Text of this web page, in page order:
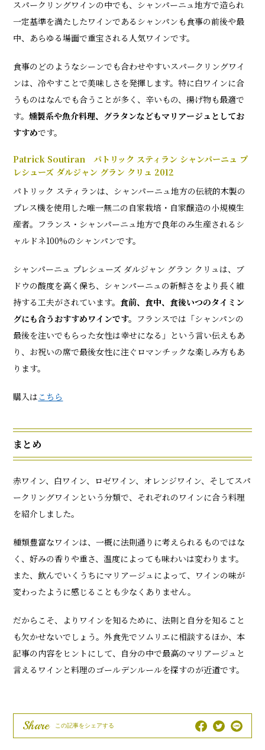
スパークリングワインの中でも、シャンパーニュ地方で造られ
一定基準を満たしたワインであるシャンパンも食事の前後や最
中、あらゆる場面で重宝される人気ワインです。
食事のどのようなシーンでも合わせやすいスパークリングワイ
ンは、冷やすことで美味しさを発揮します。特に白ワインに合
うものはなんでも合うことが多く、辛いもの、揚げ物も最適で
す。燻製系や魚介料理、グラタンなどもマリアージュとしてお
すすめです。
Patrick Soutiran パトリック スティラン シャンパーニュ プ
レシューズ ダルジャン グラン クリュ 2012
パトリック スティランは、シャンパーニュ地方の伝統的木製の
プレス機を使用した唯一無二の自家栽培・自家醸造の小規模生
産者。フランス・シャンパーニュ地方で良年のみ生産されるシ
ャルドネ100%のシャンパンです。
シャンパーニュ プレシューズ ダルジャン グラン クリュは、ブ
ドウの酸度を高く保ち、シャンパーニュの新鮮さをより長く維
持する工夫がされています。 食前、食中、食後いつのタイミン
グにも合うおすすめワインです。 フランスでは「シャンパンの
最後を注いでもらった女性は幸せになる」という言い伝えもあ
り、お祝いの席で最後女性に注ぐロマンチックな楽しみ方もあ
ります。
購入は こちら
まとめ
赤ワイン、白ワイン、ロゼワイン、オレンジワイン、そしてスパ
ークリングワインという分類で、それぞれのワインに合う料理
を紹介しました。
種類豊富なワインは、一概に法則通りに考えられるものではな
く、好みの香りや重さ、温度によっても味わいは変わります。
また、飲んでいくうちにマリアージュによって、ワインの味が
変わったように感じることも少なくありません。
だからこそ、よりワインを知るために、法則と自分を知ること
も欠かせないでしょう。外食先でソムリエに相談するほか、本
記事の内容をヒントにして、自分の中で最高のマリアージュと
言えるワインと料理のゴールデンルールを探すのが近道です。
Share この記事をシェアする